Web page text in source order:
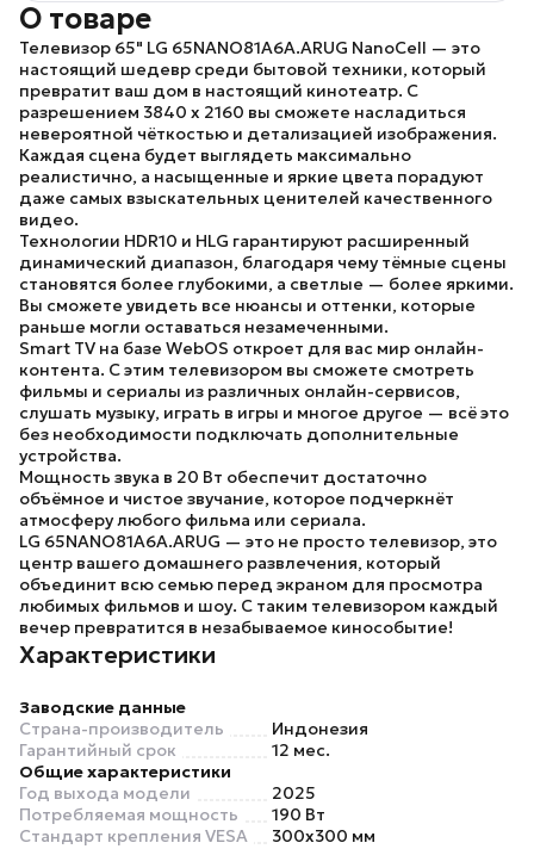
О товаре
Телевизор 65" LG 65NANO81A6A.ARUG NanoCell — это
настоящий шедевр среди бытовой техники, который
превратит ваш дом в настоящий кинотеатр. С
разрешением 3840 x 2160 вы сможете насладиться
невероятной чёткостью и детализацией изображения.
Каждая сцена будет выглядеть максимально
реалистично, а насыщенные и яркие цвета порадуют
даже самых взыскательных ценителей качественного
видео.
Технологии HDR10 и HLG гарантируют расширенный
динамический диапазон, благодаря чему тёмные сцены
становятся более глубокими, а светлые — более яркими.
Вы сможете увидеть все нюансы и оттенки, которые
раньше могли оставаться незамеченными.
Smart TV на базе WebOS откроет для вас мир онлайн-
контента. С этим телевизором вы сможете смотреть
фильмы и сериалы из различных онлайн-сервисов,
слушать музыку, играть в игры и многое другое — всё это
без необходимости подключать дополнительные
устройства.
Мощность звука в 20 Вт обеспечит достаточно
объёмное и чистое звучание, которое подчеркнёт
атмосферу любого фильма или сериала.
LG 65NANO81A6A.ARUG — это не просто телевизор, это
центр вашего домашнего развлечения, который
объединит всю семью перед экраном для просмотра
любимых фильмов и шоу. С таким телевизором каждый
вечер превратится в незабываемое кинособытие!
Характеристики
Заводские данные
Страна-производитель
Индонезия
Гарантийный срок
12 мес.
Общие характеристики
Год выхода модели
2025
Потребляемая мощность
190 Вт
Стандарт крепления VESA
300x300 мм